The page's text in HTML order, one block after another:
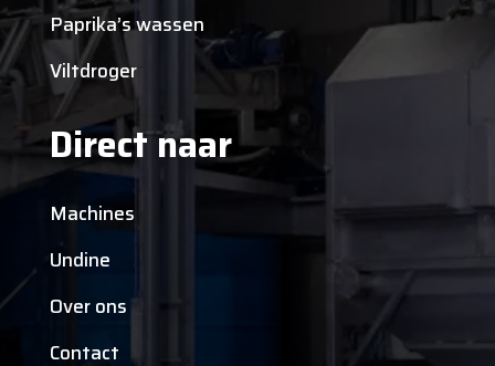
Paprika’s wassen
Viltdroger
Direct naar
Machines
Undine
Over ons
Contact